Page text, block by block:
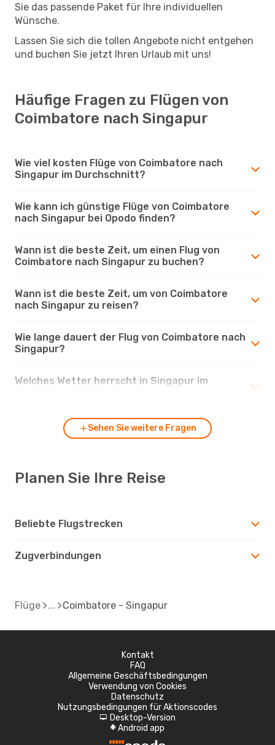
Sie das passende Paket für Ihre individuellen
Wünsche.
Lassen Sie sich die tollen Angebote nicht entgehen
und buchen Sie jetzt Ihren Urlaub mit uns!
Häufige Fragen zu Flügen von
Coimbatore nach Singapur
Wie viel kosten Flüge von Coimbatore nach
Singapur im Durchschnitt?
Wie kann ich günstige Flüge von Coimbatore
nach Singapur bei Opodo finden?
Wann ist die beste Zeit, um einen Flug von
Coimbatore nach Singapur zu buchen?
Wann ist die beste Zeit, um von Coimbatore
nach Singapur zu reisen?
Wie lange dauert der Flug von Coimbatore nach
Singapur?
Welches Wetter herrscht in Singapur im
Sehen Sie weitere Fragen
Planen Sie Ihre Reise
Beliebte Flugstrecken
Zugverbindungen
Flüge Coimbatore - Singapur
Kontakt
FAQ
Allgemeine Geschäftsbedingungen
Verwendung von Cookies
Datenschutz
Nutzungsbedingungen für Aktionscodes
d Desktop-Version
A Android app